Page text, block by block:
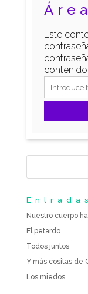
Este
contenido.
Nuestro cuerpo
El petardo
Todos juntos
Y más cositas de
Los miedos